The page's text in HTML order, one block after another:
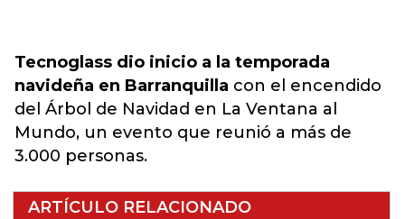
Tecnoglass dio inicio a la temporada
navideña en Barranquilla con el encendido
del Árbol de Navidad en La Ventana al
Mundo, un evento que reunió a más de
3.000 personas.
ARTÍCULO RELACIONADO